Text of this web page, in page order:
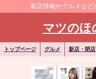
新店情報やグルメなど
マツのほ
トップページ グルメ 新店・閉店